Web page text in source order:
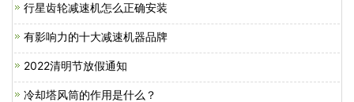
行星齿轮减速机怎么正确安装
有影响力的十大减速机器品牌
2022清明节放假通知
冷却塔风筒的作用是什么？